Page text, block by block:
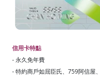
信用卡特點
- 永久免年費
- 特約商戶如屈臣氏、759阿信屋